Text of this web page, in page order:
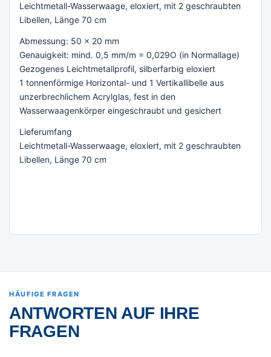
Leichtmetall-Wasserwaage, eloxiert, mit 2 geschraubten
Libellen, Länge 70 cm
Abmessung: 50 x 20 mm
Genauigkeit: mind. 0,5 mm/m = 0,029O (in Normallage)
Gezogenes Leichtmetallprofil, silberfarbig eloxiert
1 tonnenförmige Horizontal- und 1 Vertikallibelle aus
unzerbrechlichem Acrylglas, fest in den
Wasserwaagenkörper eingeschraubt und gesichert
Lieferumfang
Leichtmetall-Wasserwaage, eloxiert, mit 2 geschraubten
Libellen, Länge 70 cm
HÄUFIGE FRAGEN
ANTWORTEN AUF IHRE
FRAGEN